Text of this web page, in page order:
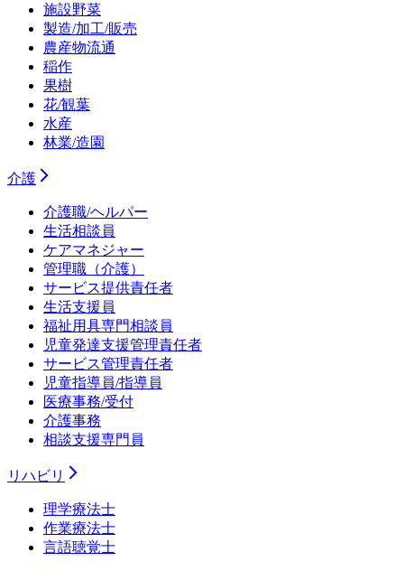
施設野菜
製造/加工/販売
農産物流通
稲作
果樹
花/観葉
水産
林業/造園
介護
介護職/ヘルパー
生活相談員
ケアマネジャー
管理職（介護）
サービス提供責任者
生活支援員
福祉用具専門相談員
児童発達支援管理責任者
サービス管理責任者
児童指導員/指導員
医療事務/受付
介護事務
相談支援専門員
リハビリ
理学療法士
作業療法士
言語聴覚士